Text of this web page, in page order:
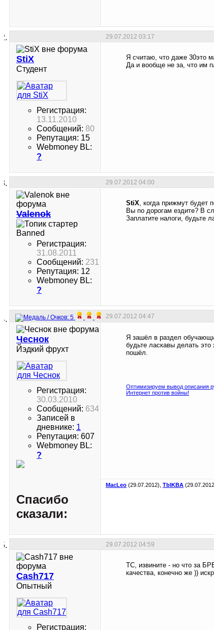
29.07.2012 03:17
StiX
Студент
Регистрация:
13.11.2010
Сообщений: 80
Репутация: 15
Webmoney BL:
?
Я считаю, что даже 30это
Да и вообще не за, что им
29.07.2012 04:00
Valenok
Banned
Регистрация:
31.08.2011
Сообщений: 231
Репутация: 12
Webmoney BL:
?
StiX , когда прижмут будет
Вы по дорогам ездите? В
Заплатите налоги, будьте
29.07.2012 04:47
Чеснок
Йэдкий фрухт
Регистрация:
30.03.2010
Сообщений: 634
Записей в
дневнике: 1
Репутация: 607
Webmoney BL:
?
Я зашёл в раздел
будьте ласкавы делать
пошёл.
Оптимизируем вывод описания
Интернет против войны!
Спасибо
сказали:
MacLeo (29.07.2012), TbIKBA
29.07.2012 04:59
Cash717
Опытный
Регистрация:
ТС, извините - но что за
качества, конечно же ))